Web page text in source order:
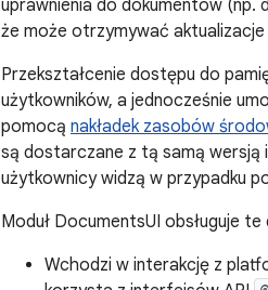
uprawnienia do dokumentów (np.
że może otrzymywać
Przekształcenie dostępu do
użytkowników, a jednocześnie
pomocą nakładek zasobów
są dostarczane z tą samą
użytkownicy widzą w przypadku
Moduł DocumentsUI obsługuje te
Wchodzi w interakcję z